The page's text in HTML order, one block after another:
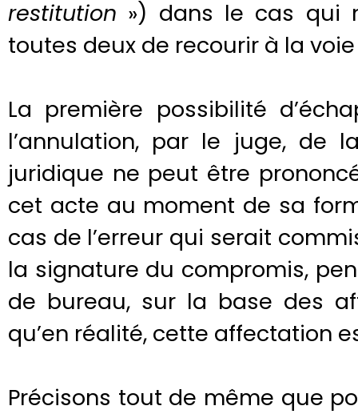
restitution ») dans le cas qui
toutes deux de recourir à la
La première possibilité
l’annulation, par le juge, de
juridique ne peut être
cet acte au moment de sa
cas de l’erreur qui serait
la signature du compromis,
de bureau, sur la base des
qu’en réalité, cette affectation
Précisons tout de même que